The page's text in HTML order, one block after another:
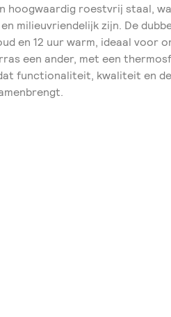
hoogwaardig roestvrij staal,
milieuvriendelijk zijn. De
en 12 uur warm, ideaal voor
een ander, met een
functionaliteit, kwaliteit en